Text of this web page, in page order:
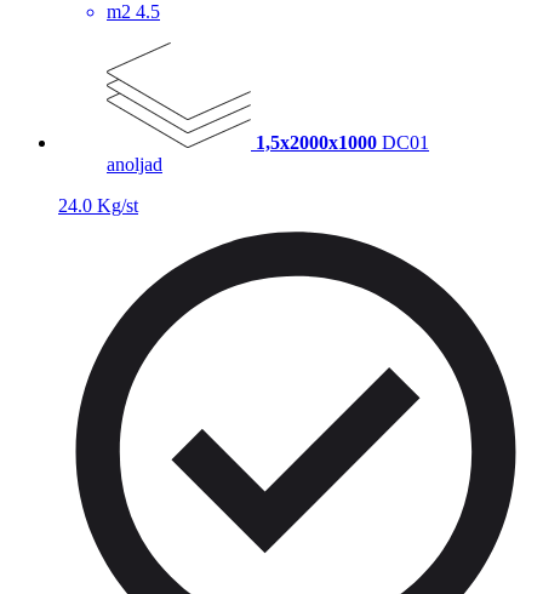
m2 4.5
1,5x2000x1000 DC01
anoljad
24.0 Kg/st